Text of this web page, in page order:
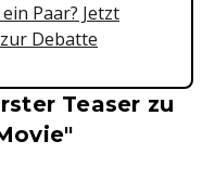
Paar? Jetzt
Debatte
Teaser zu